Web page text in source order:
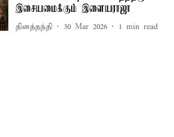
இசையமைக்கும் இளையராஜா
தினத்தந்தி 30 Mar 2026 1 min read